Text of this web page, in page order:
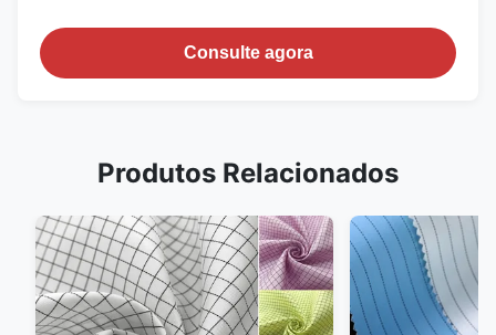
Consulte agora
Produtos Relacionados